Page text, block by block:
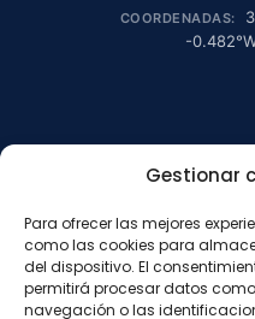
Gestionar
Para ofrecer las mejores
como las cookies para
del dispositivo. El
permitirá procesar datos
navegación o las
COORDENADAS:
-0.482